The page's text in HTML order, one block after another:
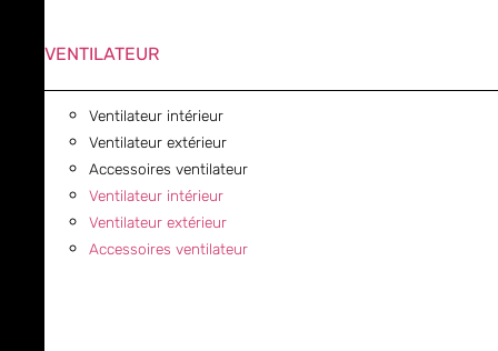
VENTILATEUR
Ventilateur intérieur
Ventilateur extérieur
Accessoires ventilateur
Ventilateur intérieur
Ventilateur extérieur
Accessoires ventilateur